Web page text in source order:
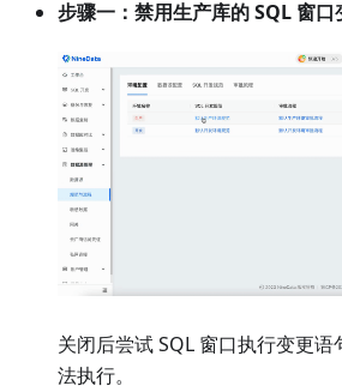
步骤一：禁用生产库的 SQL 窗口
关闭后尝试 SQL 窗口执行变更
法执行。